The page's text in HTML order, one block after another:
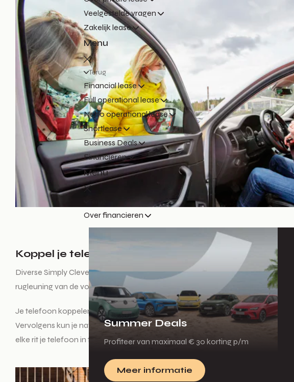
Veelgestelde vragen
Zakelijk lease
Menu
Terug
Financial lease
Full operational lease
Netto operational lease
Shortlease
Business Deals
Financieren
Menu
Over financieren
Summer Deals
Profiteer van maximaal € 30 korting p/m
Meer informatie
Koppel je telefoon
Diverse Simply Clever-oplossingen hebben te maken met telefoons. Zo
rugleuning van de voorstoelen. Draadloos opladen kun je aanvinken op de
Je telefoon koppelen met het centrale touchscreen van de auto, doe je met
Vervolgens kun je navigeren via een navigatie-app op je telefoon. Standaard
elke rit je telefoon in te pluggen.